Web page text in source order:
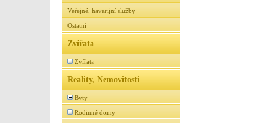
Veřejné, havarijní služby
Ostatní
Zvířata
Zvířata
Reality, Nemovitosti
Byty
Rodinné domy